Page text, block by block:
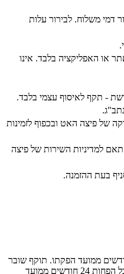
דמי משלוח. לבירור עלות
או האפליקציה בלבד. אינו
- תקף לאיסוף עצמי בלבד.
של פיצה האט ובכפוף לזמינות
למדיניות השירות של פיצה
בעת ההזמנה.
שובר כספי הינו לכל הפחות 60 חודשים ממועד הפקתו. תוקף שובר
לרכישת מוצר או שירות מסויים יהיה לכל הפחות 24 חודשים ממועד